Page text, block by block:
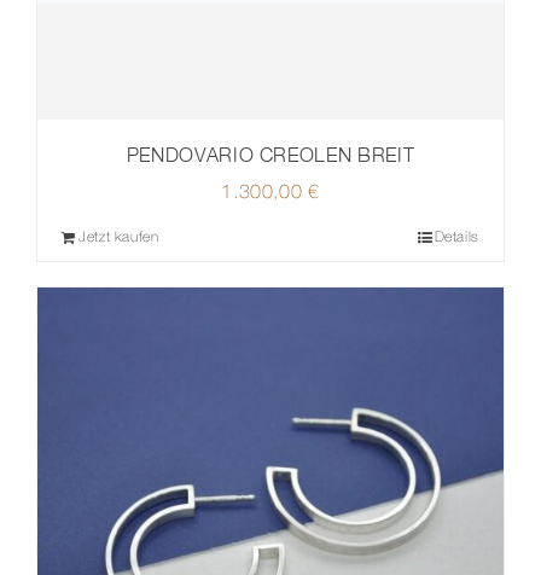
PENDOVARIO CREOLEN BREIT
1.300,00€
Jetzt kaufen Details